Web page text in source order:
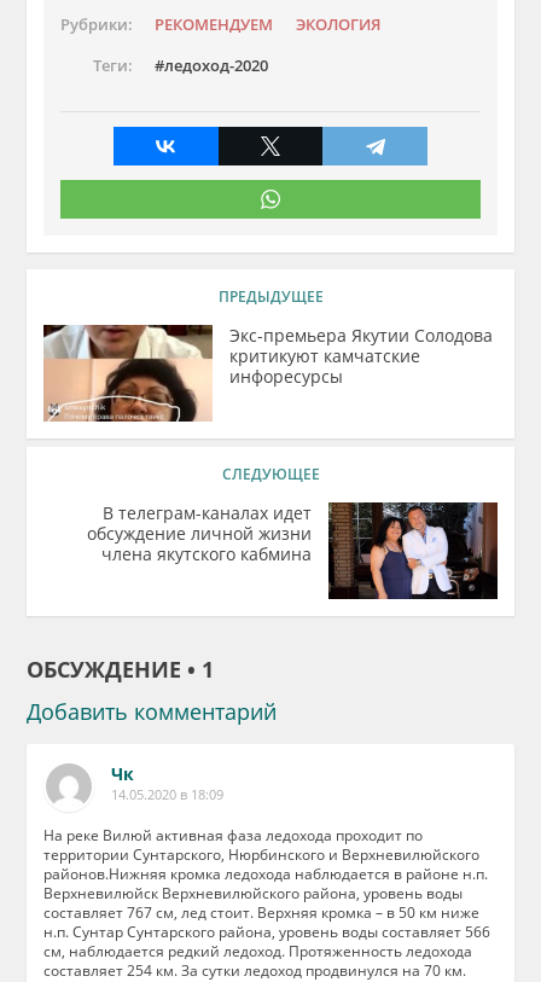
Рубрики: РЕКОМЕНДУЕМ
ЭКОЛОГИЯ
Теги:
ледоход-2020
ПРЕДЫДУЩЕЕ
Экс-премьера Якутии Солодова
критикуют камчатские
инфоресурсы
СЛЕДУЮЩЕЕ
В телеграм-каналах идет
обсуждение личной жизни
члена якутского кабмина
ОБСУЖДЕНИЕ • 1
Добавить комментарий
Чк
14.05.2020 в 18:09
На реке Вилюй активная фаза ледохода проходит по
территории Сунтарского, Нюрбинского и Верхневилюйского
районов.Нижняя кромка ледохода наблюдается в районе н.п.
Верхневилюйск Верхневилюйского района, уровень воды
составляет 767 см, лед стоит. Верхняя кромка – в 50 км ниже
н.п. Сунтар Сунтарского района, уровень воды составляет 566
см, наблюдается редкий ледоход. Протяженность ледохода
составляет 254 км. За сутки ледоход продвинулся на 70 км.